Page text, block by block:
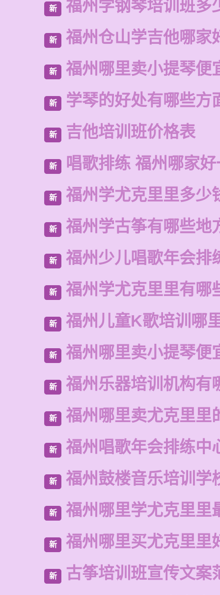
新 福州学钢琴培训班多
新 福州仓山学吉他哪家
新 福州哪里卖小提琴便
新 学琴的好处有哪些方
新 吉他培训班价格表
新 唱歌排练 福州哪家
新 福州学尤克里里多少
新 福州学古筝有哪些地
新 福州少儿唱歌年会排
新 福州学尤克里里有哪
新 福州儿童K歌培训哪
新 福州哪里卖小提琴便
新 福州乐器培训机构有
新 福州哪里卖尤克里里
新 福州唱歌年会排练中
新 福州鼓楼音乐培训学
新 福州哪里学尤克里里
新 福州哪里买尤克里里
新 古筝培训班宣传文案